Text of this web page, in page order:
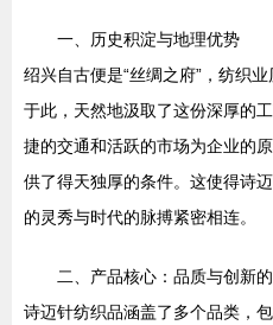
一、历史积淀与地理优势
绍兴自古便是“丝绸之府”，纺织
于此，天然地汲取了这份深厚的
捷的交通和活跃的市场为企业的
供了得天独厚的条件。这使得诗
的灵秀与时代的脉搏紧密相连。
二、产品核心：品质与创新
诗迈针纺织品涵盖了多个品类，